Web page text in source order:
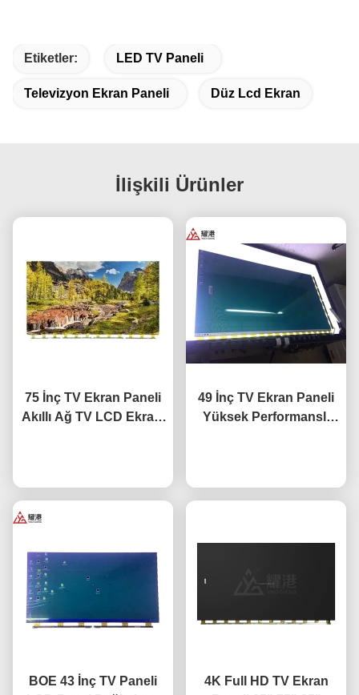
Etiketler: LED TV Paneli
Televizyon Ekran Paneli Düz Lcd Ekran
İlişkili Ürünler
75 İnç TV Ekran Paneli
Akıllı Ağ TV LCD Ekranı
49 İnç TV Ekran Paneli
Yüksek Performanslı
BOE 43 İnç TV Paneli
4K Full HD TV Ekran